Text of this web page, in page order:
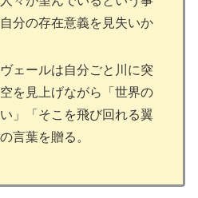
分の存在意義を見失いか
ェールは自分ごと川に突
を見上げながら「世界の
」「そこを飛び回れる翼
言葉を贈る。